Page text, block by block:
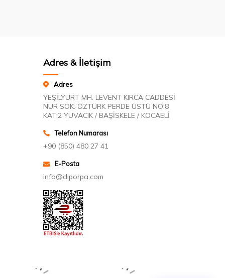
Adres & İletişim
Adres
YEŞİLYURT MH. LEVENT KIRCA CADDESİ
NUR SOK. ÖZTÜRK PERDE ÜSTÜ NO:8
KAT:2 YUVACIK / BAŞİSKELE / KOCAELİ
Telefon Numarası
+90 (850) 480 27 41
E-Posta
info@diporpa.com